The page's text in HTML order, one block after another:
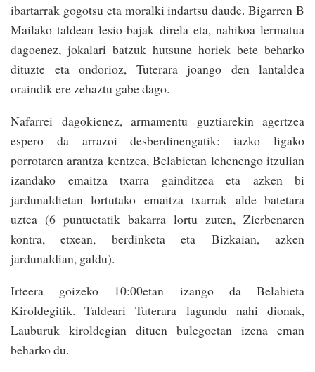
ibartarrak gogotsu eta moralki indartsu daude. Bigarren B
Mailako taldean lesio-bajak direla eta, nahikoa lermatua
dagoenez, jokalari batzuk hutsune horiek bete beharko
dituzte eta ondorioz, Tuterara joango den lantaldea
oraindik ere zehaztu gabe dago.
Nafarrei dagokienez, armamentu guztiarekin agertzea
espero da arrazoi desberdinengatik: iazko ligako
porrotaren arantza kentzea, Belabietan lehenengo itzulian
izandako emaitza txarra gainditzea eta azken bi
jardunaldietan lortutako emaitza txarrak alde batetara
uztea (6 puntuetatik bakarra lortu zuten, Zierbenaren
kontra, etxean, berdinketa eta Bizkaian, azken
jardunaldian, galdu).
Irteera goizeko 10:00etan izango da Belabieta
Kiroldegitik. Taldeari Tuterara lagundu nahi dionak,
Lauburuk kiroldegian dituen bulegoetan izena eman
beharko du.